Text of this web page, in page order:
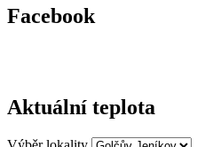
Facebook
Aktuální teplota